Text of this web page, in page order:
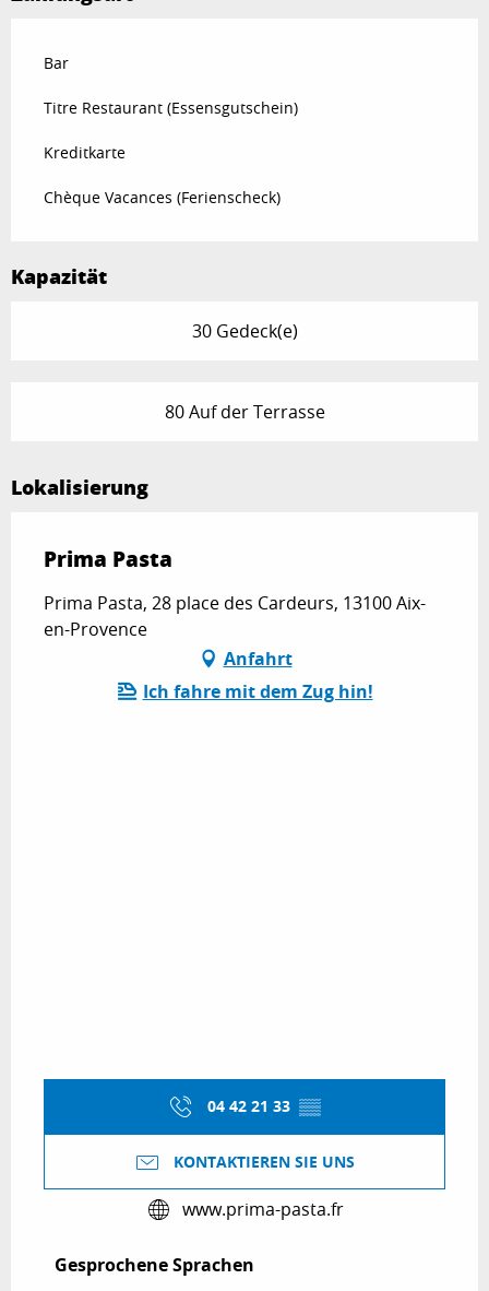
Bar
Titre Restaurant (Essensgutschein)
Kreditkarte
Chèque Vacances (Ferienscheck)
Kapazität
30 Gedeck(e)
80 Auf der Terrasse
Lokalisierung
Prima Pasta
Prima Pasta, 28 place des Cardeurs, 13100 Aix-
en-Provence
Anfahrt
Ich fahre mit dem Zug hin!
04 42 21 33 ▒▒
KONTAKTIEREN SIE UNS
www.prima-pasta.fr
Gesprochene Sprachen
Gesprochene Sprachen